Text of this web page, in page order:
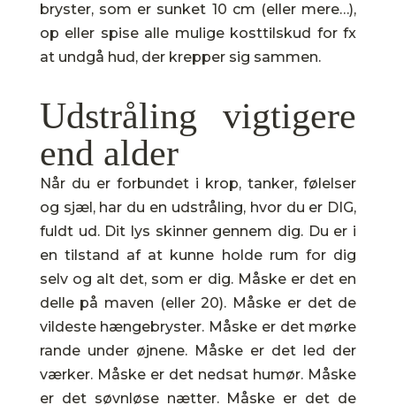
bryster, som er sunket 10 cm (eller mere…),
op eller spise alle mulige kosttilskud for fx
at undgå hud, der krepper sig sammen.
Udstråling vigtigere
end alder
Når du er forbundet i krop, tanker, følelser
og sjæl, har du en udstråling, hvor du er DIG,
fuldt ud. Dit lys skinner gennem dig. Du er i
en tilstand af at kunne holde rum for dig
selv og alt det, som er dig. Måske er det en
delle på maven (eller 20). Måske er det de
vildeste hængebryster. Måske er det mørke
rande under øjnene. Måske er det led der
værker. Måske er det nedsat humør. Måske
er det søvnløse nætter. Måske er det de